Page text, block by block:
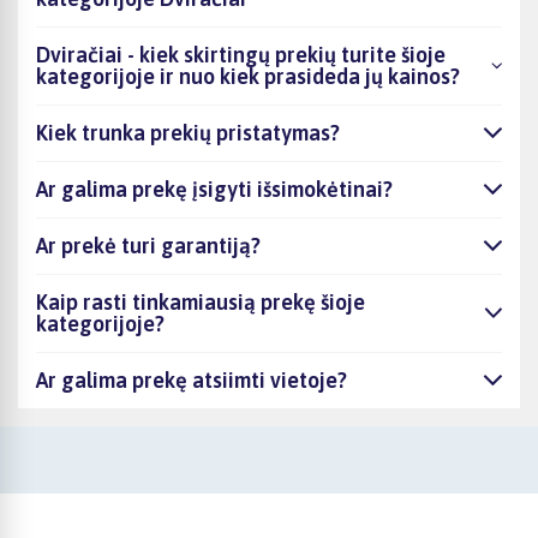
Dviračiai - kiek skirtingų prekių turite šioje
kategorijoje ir nuo kiek prasideda jų kainos?
Kiek trunka prekių pristatymas?
Ar galima prekę įsigyti išsimokėtinai?
Ar prekė turi garantiją?
Kaip rasti tinkamiausią prekę šioje
kategorijoje?
Ar galima prekę atsiimti vietoje?